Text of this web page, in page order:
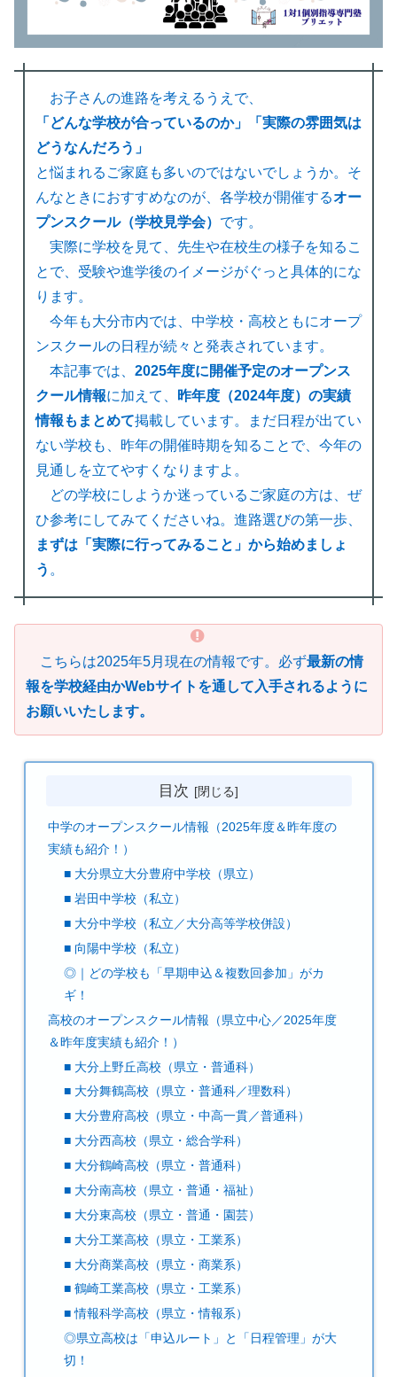
お子さんの進路を考えるうえで、
「どんな学校が合っているのか」「実際の雰囲気は
どうなんだろう」
と悩まれるご家庭も多いのではないでしょうか。そ
んなときにおすすめなのが、各学校が開催するオー
プンスクール（学校見学会） です。
実際に学校を見て、先生や在校生の様子を知るこ
とで、受験や進学後のイメージがぐっと具体的にな
ります。
今年も大分市内では、中学校・高校ともにオープ
ンスクールの日程が続々と発表されています。
本記事では、 2025年度に開催予定のオープンス
クール情報に加えて、
昨年度（2024年度）の実績
情報もまとめて掲載しています。まだ日程が出てい
ない学校も、昨年の開催時期を知ることで、今年の
見通しを立てやすくなりますよ。
どの学校にしようか迷っているご家庭の方は、ぜ
ひ参考にしてみてくださいね。進路選びの第一歩、
まずは「実際に行ってみること」から始めましょ
う 。
こちらは2025年5月現在の情報です。必ず最新の情
報を学校経由かWebサイトを通して入手されるように
お願いいたします。
目次
中学のオープンスクール情報（2025年度＆昨年度の
実績も紹介！）
■ 大分県立大分豊府中学校（県立）
■ 岩田中学校（私立）
■ 大分中学校（私立／大分高等学校併設）
■ 向陽中学校（私立）
◎｜どの学校も「早期申込＆複数回参加」がカ
ギ！
高校のオープンスクール情報（県立中心／2025年度
＆昨年度実績も紹介！）
■ 大分上野丘高校（県立・普通科）
■ 大分舞鶴高校（県立・普通科／理数科）
■ 大分豊府高校（県立・中高一貫／普通科）
■ 大分西高校（県立・総合学科）
■ 大分鶴崎高校（県立・普通科）
■ 大分南高校（県立・普通・福祉）
■ 大分東高校（県立・普通・園芸）
■ 大分工業高校（県立・工業系）
■ 大分商業高校（県立・商業系）
■ 鶴崎工業高校（県立・工業系）
■ 情報科学高校（県立・情報系）
◎県立高校は「申込ルート」と「日程管理」が大
切！